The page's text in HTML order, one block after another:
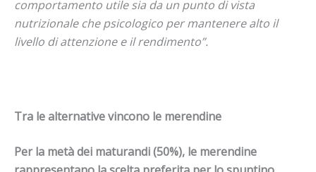
comportamento utile sia da un punto di vista
nutrizionale che psicologico per mantenere alto il
livello di attenzione e il rendimento”.
Tra le alternative vincono le merendine
Per la metà dei maturandi (50%), le merendine